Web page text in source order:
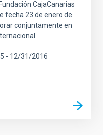
CajaCanarias
fecha 23 de enero de
conjuntamente en
- 12/31/2016